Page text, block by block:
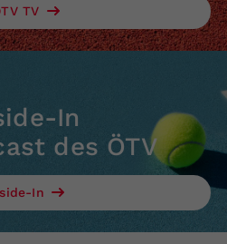
TV
In
des ÖTV
In